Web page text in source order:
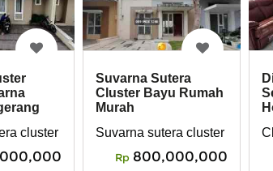
Wanakerta, Kec. Sindang Jaya,
cluster chiara tangerang
Suvarna Sutera
Cluster Bayu Rumah
Murah
Suvarna sutera cluster bayu
Rp 800,000,000